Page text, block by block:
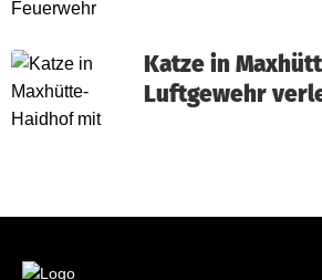
Katze in
Luftgewehr